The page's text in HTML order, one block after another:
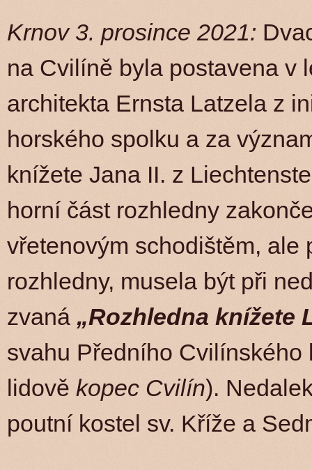
Krnov 3. prosince 2021:
na Cvilíně byla postavena v
architekta Ernsta Latzela z
horského spolku a za
knížete Jana II. z
horní část rozhledny
vřetenovým schodištěm, ale
rozhledny, musela být při
zvaná „Rozhledna knížete
svahu Předního
lidově kopec Cvilín).
poutní kostel sv. Kříže a